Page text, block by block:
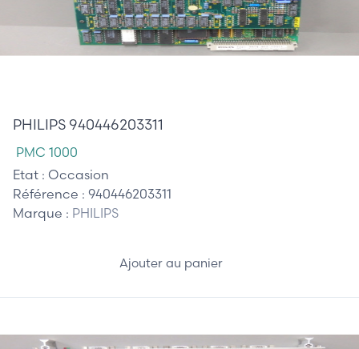
PHILIPS 940446203311
PMC 1000
Etat : Occasion
Référence : 940446203311
Marque : PHILIPS
Ajouter au panier